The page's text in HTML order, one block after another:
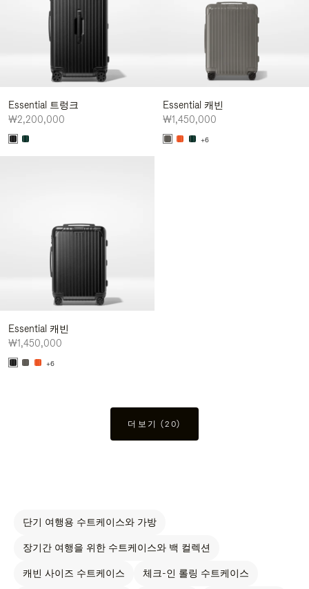
Essential 트렁크
₩2,200,000
Essential 캐빈
₩1,450,000
+6
Essential 캐빈
₩1,450,000
+6
더보기 (20)
단기 여행용 수트케이스와 가방
장기간 여행을 위한 수트케이스와 백 컬렉션
캐빈 사이즈 수트케이스 체크-인 롤링 수트케이스